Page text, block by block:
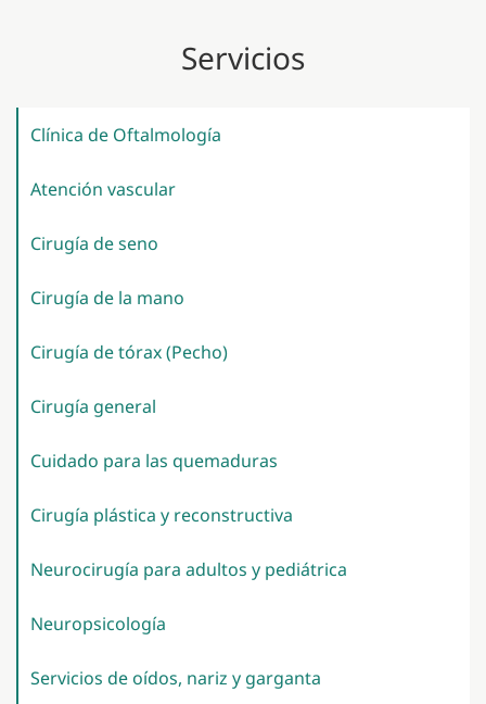
Servicios
Clínica de Oftalmología
Atención vascular
Cirugía deseno
Cirugía de la mano
Cirugía de tórax(Pecho)
Cirugía general
Cuidado para las quemaduras
Cirugía plástica y reconstructiva
Neurocirugía para adultos y pediátrica
Neuropsicología
Servicios de oídos, nariz y garganta